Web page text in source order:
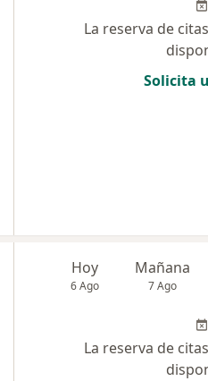
La reserva de
Solicita
Hoy
6 Ago
Mañana
7 Ago
La reserva de